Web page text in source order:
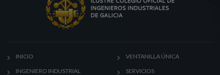
INICIO
INGENIERO INDUSTRIAL
VENTANILLA ÚNICA
SERVICIOS